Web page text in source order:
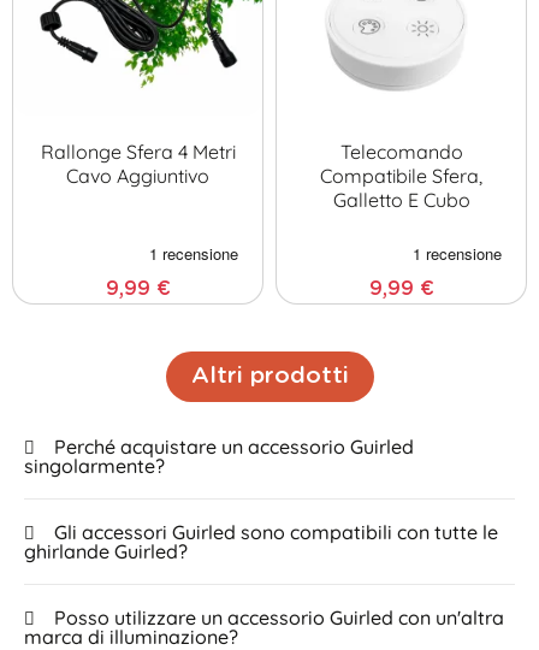
Rallonge Sfera 4 Metri
Cavo Aggiuntivo
9,99 €
Telecomando
Compatibile Sfera,
Galletto E Cubo
9,99 €
Altri prodotti
Perché acquistare un accessorio Guirled
singolarmente?
Gli accessori Guirled sono compatibili con tutte le
ghirlande Guirled?
Posso utilizzare un accessorio Guirled con un'altra
marca di illuminazione?